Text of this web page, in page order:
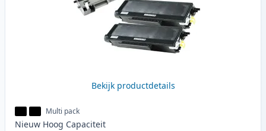
Bekijk productdetails
Multi pack
Nieuw Hoog Capaciteit